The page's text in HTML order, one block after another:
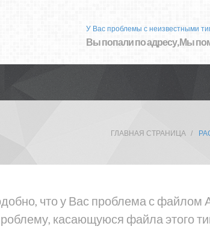
У Вас проблемы с неизвестными
Вы попали по адресу, Мы
ГЛАВНАЯ СТРАНИЦА
что у Вас проблема с файлом
касающуюся файла этого